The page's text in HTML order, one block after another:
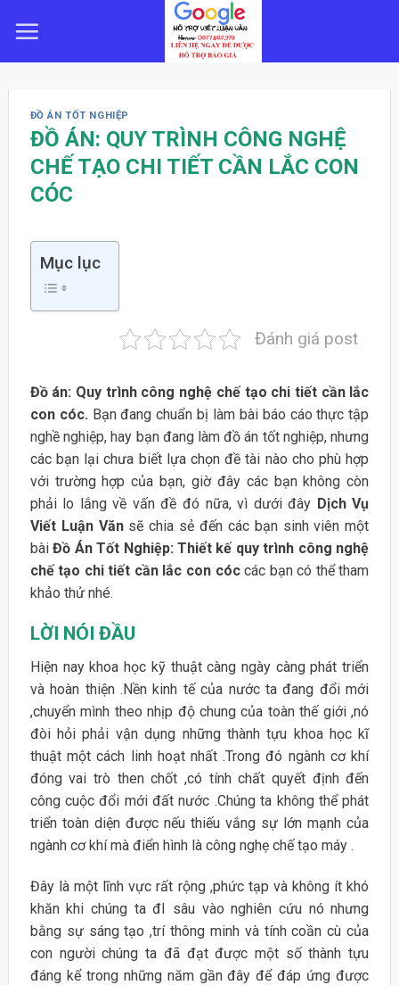
ĐỒ ÁN TỐT NGHIỆP
ĐỒ ÁN: QUY TRÌNH CÔNG NGHỆ
CHẾ TẠO CHI TIẾT CẦN LẮC CON
CÓC
Mục lục
Đánh giá post
Đồ án: Quy trình công nghệ chế tạo chi tiết cần lắc
con cóc. Bạn đang chuẩn bị làm bài báo cáo thực tập
nghề nghiệp, hay bạn đang làm đồ án tốt nghiệp, nhưng
các bạn lại chưa biết lựa chọn đề tài nào cho phù hợp
với trường hợp của bạn, giờ đây các bạn không còn
phải lo lắng về vấn đề đó nữa, vì dưới đây Dịch Vụ
Viết Luận Văn sẽ chia sẻ đến các bạn sinh viên một
bàiĐồ Án Tốt Nghiệp: Thiết kế quy trình công nghệ
chế tạo chi tiết cần lắc con cóccác bạn có thể tham
khảo thử nhé.
LỜI NÓI ĐẦU
Hiện nay khoa học kỹ thuật càng ngày càng phát triển
và hoàn thiện .Nền kinh tế của nước ta đang đổi mới
,chuyển mình theo nhịp độ chung của toàn thế giới ,nó
đòi hỏi phải vận dụng những thành tựu khoa học kĩ
thuật một cách linh hoạt nhất .Trong đó ngành cơ khí
đóng vai trò then chốt ,có tính chất quyết định đến
công cuộc đổi mới đất nước .Chúng ta không thể phát
triển toàn diện được nếu thiếu vắng sự lớn mạnh của
ngành cơ khí mà điển hình là công nghẹ chế tạo máy .
Đây là một lĩnh vực rất rộng ,phức tạp và không ít khó
khăn khi chúng ta đI sâu vào nghiên cứu nó nhưng
bằng sự sáng tạo ,trí thông minh và tính coần cù của
con người chúng ta đã đạt được một số thành tựu
đáng kể trong những năm gần đây để đáp ứng được